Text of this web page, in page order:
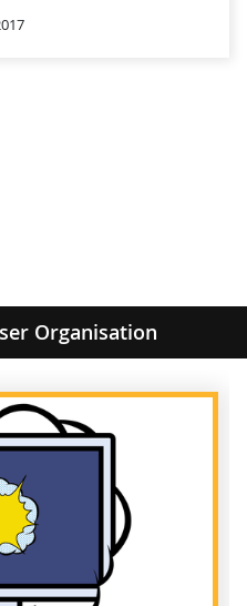
Organisation